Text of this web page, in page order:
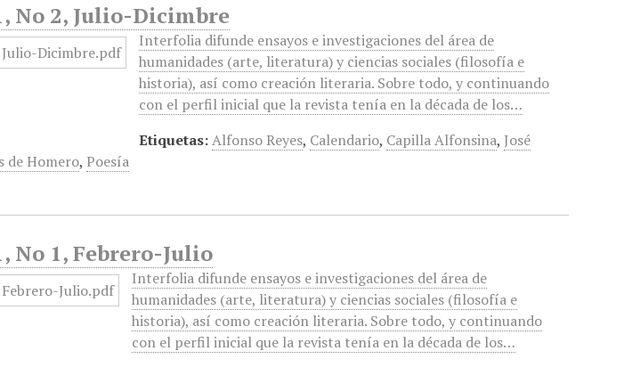
No 2, Julio-Dicimbre
Interfolia difunde ensayos e investigaciones del área de
humanidades (arte, literatura) y ciencias sociales (filosofía e
historia), así como creación literaria. Sobre todo, y continuando
con el perfil inicial que la revista tenía en la década de los…
Etiquetas:Alfonso Reyes, Calendario, Capilla Alfonsina, José
de Homero, Poesía
No 1, Febrero-Julio
Interfolia difunde ensayos e investigaciones del área de
humanidades (arte, literatura) y ciencias sociales (filosofía e
historia), así como creación literaria. Sobre todo, y continuando
con el perfil inicial que la revista tenía en la década de los…